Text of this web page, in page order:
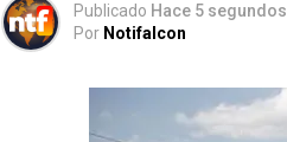
Publicado Hace 5 segundos
Por Notifalcon